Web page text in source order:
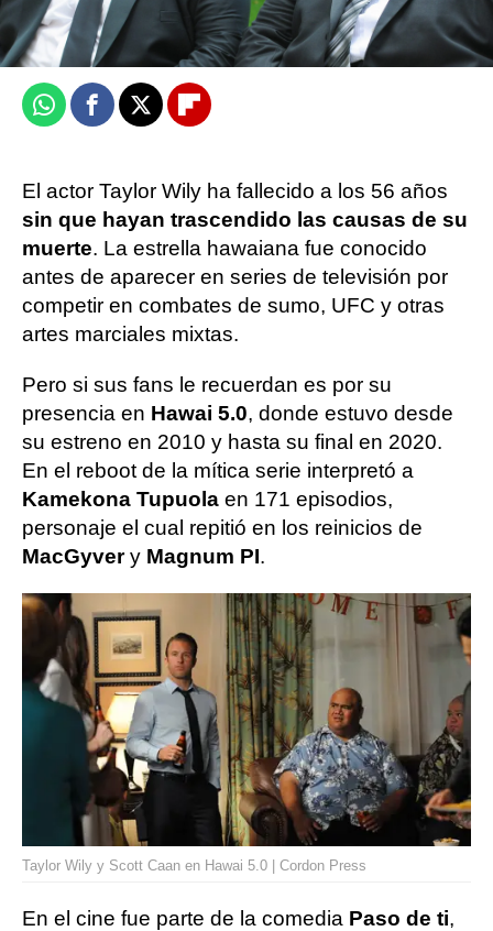
Publicado: 22 de junio de 2024, 09:37
WhatsappFacebook
X Flipboard
El actor Taylor Wily ha fallecido a los 56 años
sin que hayan trascendido las causas de su
muerte. La estrella hawaiana fue conocido
antes de aparecer en series de televisión por
competir en combates de sumo, UFC y otras
artes marciales mixtas.
Pero si sus fans le recuerdan es por su
presencia en Hawai 5.0, donde estuvo desde
su estreno en 2010 y hasta su final en 2020.
En el reboot de la mítica serie interpretó a
Kamekona Tupuola en 171 episodios,
personaje el cual repitió en los reinicios de
MacGyvery Magnum PI.
Taylor Wily y Scott Caan en Hawai 5.0 | Cordon Press
En el cine fue parte de la comedia Paso de ti,